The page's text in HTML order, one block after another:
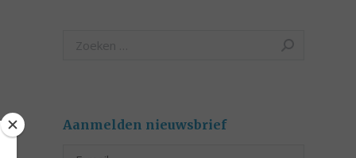
Search:
Aanmelden nieuwsbrief